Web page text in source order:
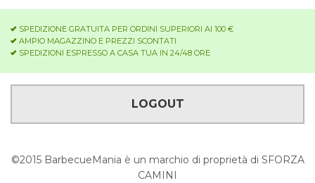
SPEDIZIONE GRATUITA PER ORDINI SUPERIORI AI 100 €
AMPIO MAGAZZINO E PREZZI SCONTATI
SPEDIZIONI ESPRESSO A CASA TUA IN 24/48 ORE
LOGOUT
©2015 BarbecueMania è un marchio di proprietà di SFORZA
CAMINI